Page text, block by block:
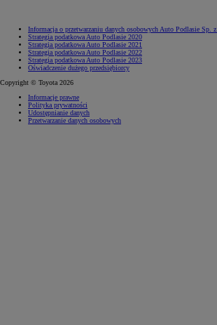
Informacja o przetwarzaniu danych osobowych Auto Podlasie Sp.
Strategia podatkowa Auto Podlasie 2020
Strategia podatkowa Auto Podlasie 2021
Strategia podatkowa Auto Podlasie 2022
Strategia podatkowa Auto Podlasie 2023
Oświadczenie dużego przedsiębiorcy
Copyright © Toyota 2026
Informacje prawne
Polityka prywatności
Udostępnianie danych
Przetwarzanie danych osobowych